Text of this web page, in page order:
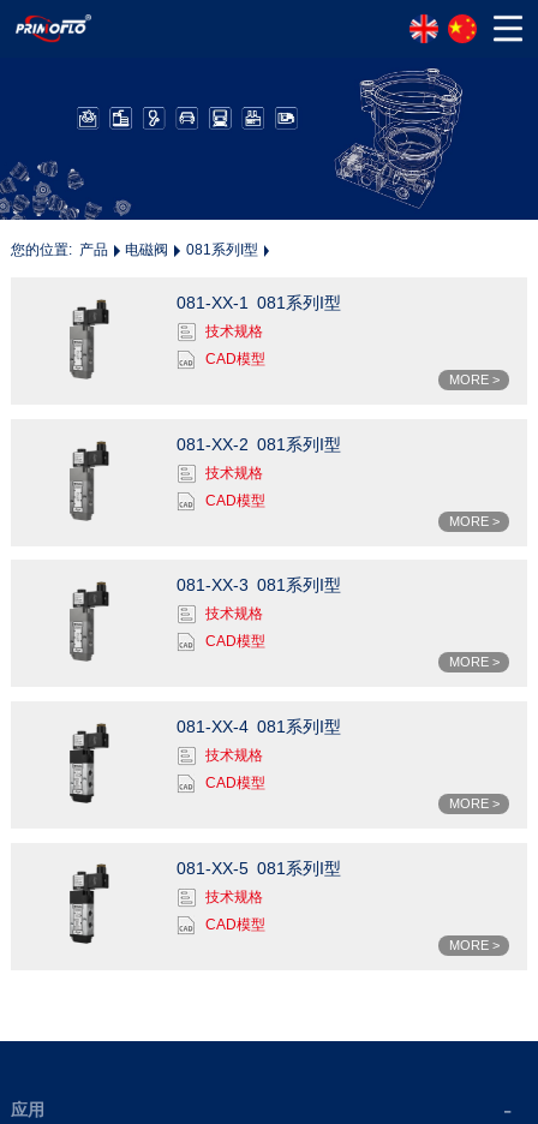
您的位置: 产品 电磁阀 081系列I型
081-XX-1 081系列I型
技术规格
CAD模型
MORE >
081-XX-2 081系列I型
技术规格
CAD模型
MORE >
081-XX-3 081系列I型
技术规格
CAD模型
MORE >
081-XX-4 081系列I型
技术规格
CAD模型
MORE >
081-XX-5 081系列I型
技术规格
CAD模型
MORE >
应用